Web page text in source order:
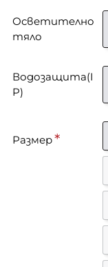
Осветително
тяло
Водозащита(I
P)
Размер